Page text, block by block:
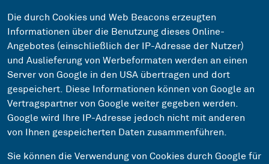
Die durch Cookies und Web Beacons erzeugten
Informationen über die Benutzung dieses Online-
Angebotes (einschließlich der IP-Adresse der Nutzer)
und Auslieferung von Werbeformaten werden an einen
Server von Google in den USA übertragen und dort
gespeichert. Diese Informationen können von Google an
Vertragspartner von Google weiter gegeben werden.
Google wird Ihre IP-Adresse jedoch nicht mit anderen
von Ihnen gespeicherten Daten zusammenführen.
Sie können die Verwendung von Cookies durch Google für